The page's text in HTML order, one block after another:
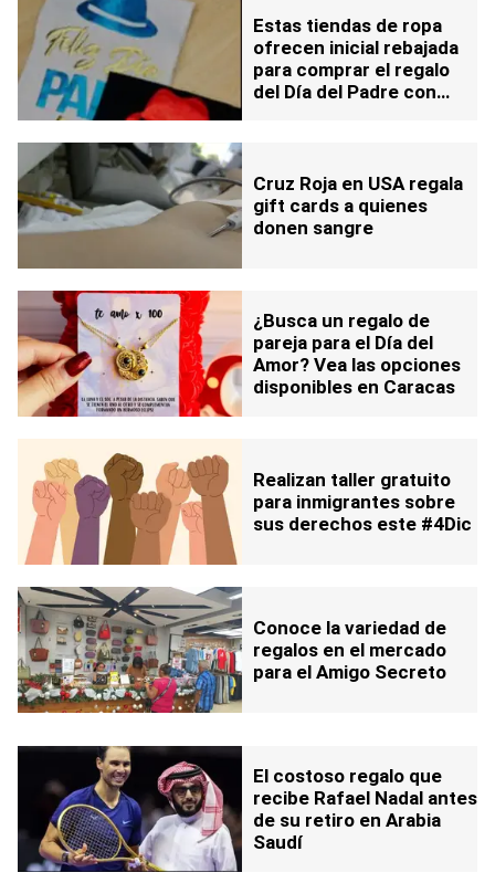
Estas tiendas de ropa
ofrecen inicial rebajada
para comprar el regalo
del Día del Padre con
Cruz Roja en USA regala
gift cards a quienes
donen sangre
¿Busca un regalo de
pareja para el Día del
Amor? Vea las opciones
disponibles en Caracas
Realizan taller gratuito
para inmigrantes sobre
sus derechos este #4Dic
Conoce la variedad de
regalos en el mercado
para el Amigo Secreto
El costoso regalo que
recibe Rafael Nadal antes
de su retiro en Arabia
Saudí